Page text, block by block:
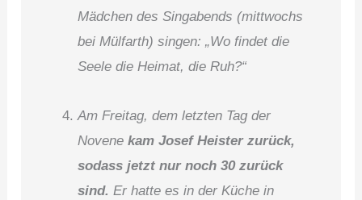
Mädchen des Singabends (mittwochs
bei Mülfarth) singen: „Wo findet die
Seele die Heimat, die Ruh?“
Am Freitag, dem letzten Tag der
Novenekam Josef Heister zurück,
sodass jetzt nur noch 30 zurück
sind. Er hatte es in der Küche in